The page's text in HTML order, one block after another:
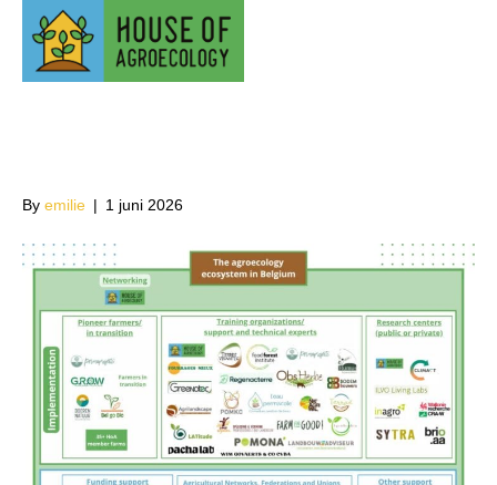
Ecosystem
By emilie | 1 juni 2026